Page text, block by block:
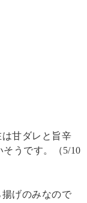
甘ダレと旨辛
うです。（5/10
げのみなので